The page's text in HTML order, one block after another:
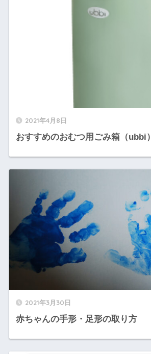
2021年4月8日
おすすめのおむつ用ごみ箱（ubbi）
2021年3月30日
赤ちゃんの手形・足形の取り方